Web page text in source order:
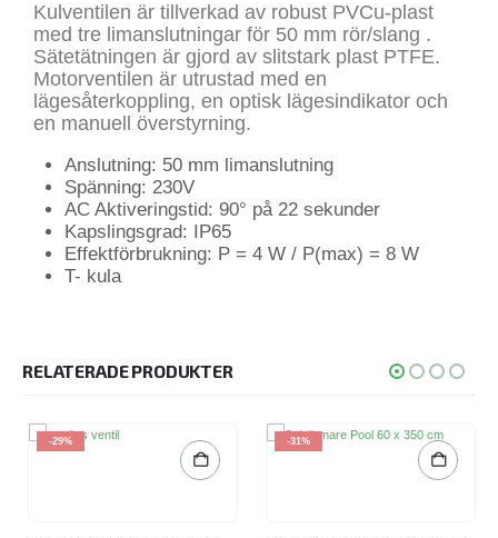
Kulventilen är tillverkad av robust PVCu-plast
med tre limanslutningar för 50 mm rör/slang .
Sätetätningen är gjord av slitstark plast PTFE.
Motorventilen är utrustad med en
lägesåterkoppling, en optisk lägesindikator och
en manuell överstyrning.
Anslutning: 50 mm limanslutning
Spänning: 230V
AC Aktiveringstid: 90° på 22 sekunder
Kapslingsgrad: IP65
Effektförbrukning: P = 4 W / P(max) = 8 W
T- kula
RELATERADE PRODUKTER
-29% -31%